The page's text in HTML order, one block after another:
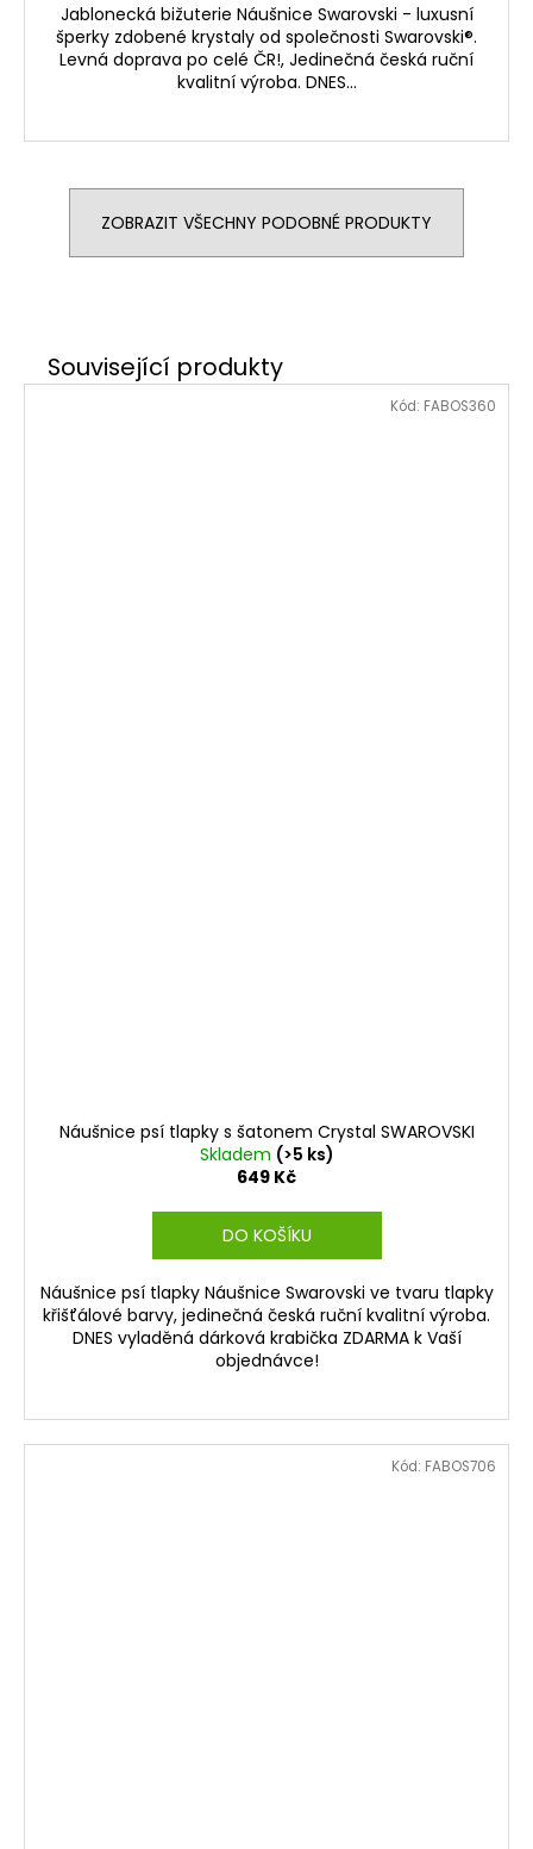
Jablonecká bižuterie Náušnice Swarovski - luxusní
šperky zdobené krystaly od společnosti Swarovski®.
Levná doprava po celé ČR!, Jedinečná česká ruční
kvalitní výroba. DNES...
ZOBRAZIT VŠECHNY PODOBNÉ PRODUKTY
Náušnice psí tlapky s šatonem Crystal SWAROVSKI
Skladem (>5 ks)
649 Kč
DO KOŠÍKU
Náušnice psí tlapky Náušnice Swarovski ve tvaru tlapky
křišťálové barvy, jedinečná česká ruční kvalitní výroba.
DNES vyladěná dárková krabička ZDARMA k Vaší
objednávce!
Kód: FABOS360
Kód: FABOS706